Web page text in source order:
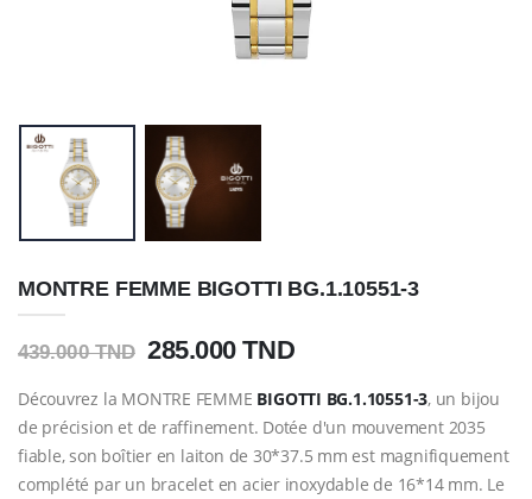
MONTRE FEMME BIGOTTI BG.1.10551-3
439.000 TND 285.000 TND
Découvrez la MONTRE FEMME BIGOTTI BG.1.10551-3, un bijou
de précision et de raffinement. Dotée d'un mouvement 2035
fiable, son boîtier en laiton de 30*37.5 mm est magnifiquement
complété par un bracelet en acier inoxydable de 16*14 mm. Le